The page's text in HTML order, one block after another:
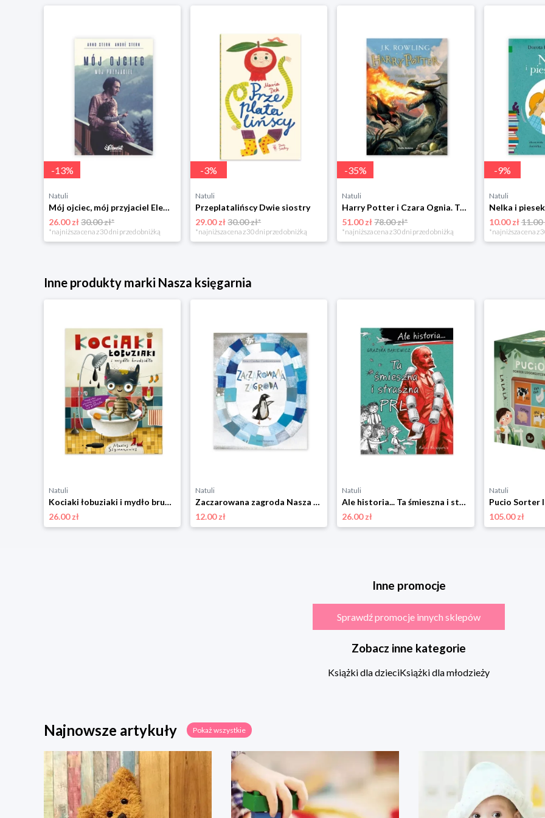
-13%
Natuli
Mój ojciec, mój przyjaciel Element
26.00 zł30.00 zł*
*najniższa cena z 30 dni przed obniżką
-3%
Natuli
Przeplatalińscy Dwie siostry
29.00 zł30.00 zł*
*najniższa cena z 30 dni przed obniżką
-35%
Natuli
Harry Potter i Czara Ognia. Tom 4 Media rodzina
51.00 zł78.00 zł*
*najniższa cena z 30 dni przed obniżką
-9%
Natuli
10.00 zł11.00
*najniższa cena z
Inne produkty marki Nasza księgarnia
Natuli
Kociaki łobuziaki i mydło brudzidło Nasza księgarnia
26.00 zł
Natuli
Zaczarowana zagroda Nasza księgarnia
12.00 zł
Natuli
Ale historia... Ta śmieszna i straszna PRL Nasza księgarnia
26.00 zł
Natuli
105.00 zł
Inne promocje
Sprawdź promocje innych sklepów
Zobacz inne kategorie
Książki dla dzieciKsiążki dla młodzieży
Najnowsze artykuły Pokaż wszystkie